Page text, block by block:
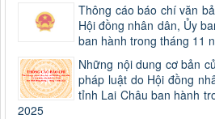
Thông cáo báo chí văn
Hội đồng nhân dân, Ủy
ban hành trong tháng 11
Những nội dung cơ bản
pháp luật do Hội đồng
tỉnh Lai Châu ban hành
2025